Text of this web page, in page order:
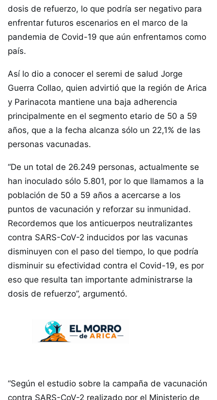
dosis de refuerzo, lo que podría ser negativo para
enfrentar futuros escenarios en el marco de la
pandemia de Covid-19 que aún enfrentamos como
país.
Así lo dio a conocer el seremi de salud Jorge
Guerra Collao, quien advirtió que la región de Arica
y Parinacota mantiene una baja adherencia
principalmente en el segmento etario de 50 a 59
años, que a la fecha alcanza sólo un 22,1% de las
personas vacunadas.
“De un total de 26.249 personas, actualmente se
han inoculado sólo 5.801, por lo que llamamos a la
población de 50 a 59 años a acercarse a los
puntos de vacunación y reforzar su inmunidad.
Recordemos que los anticuerpos neutralizantes
contra SARS-CoV-2 inducidos por las vacunas
disminuyen con el paso del tiempo, lo que podría
disminuir su efectividad contra el Covid-19, es por
eso que resulta tan importante administrarse la
dosis de refuerzo”, argumentó.
“Según el estudio sobre la campaña de vacunación
contra SARS-CoV-2 realizado por el Ministerio de